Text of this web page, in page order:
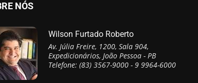
NÓS
Wilson Furtado Roberto
Av. Júlia Freire, 1200, Sala 904,
Expedicionários, João Pessoa - PB
Telefone: (83) 3567-9000 - 9 9964-6000